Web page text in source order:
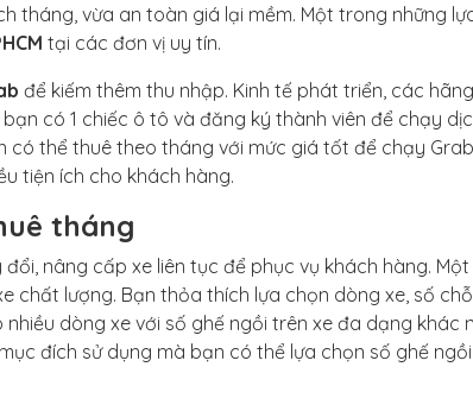
tháng, vừa an toàn giá lại mềm. Một trong những
tại các đơn vị uy tín.
để kiếm thêm thu nhập. Kinh tế phát triển, các
có 1 chiếc ô tô và đăng ký thành viên để chạy
có thể thuê theo tháng với mức giá tốt để chạy
tiện ích cho khách hàng.
tháng
nâng cấp xe liên tục để phục vụ khách hàng. Một
chất lượng. Bạn thỏa thích lựa chọn dòng xe, số
dòng xe với số ghế ngồi trên xe đa dạng khác
đích sử dụng mà bạn có thể lựa chọn số ghế